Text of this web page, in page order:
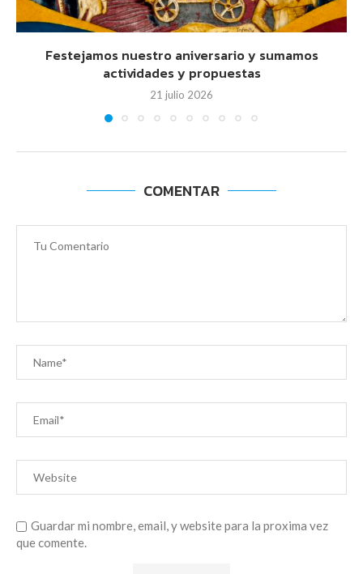
Festejamos nuestro aniversario y sumamos
actividades y propuestas
21 julio 2026
COMENTAR
Guardar mi nombre, email, y website para la proxima vez
que comente.